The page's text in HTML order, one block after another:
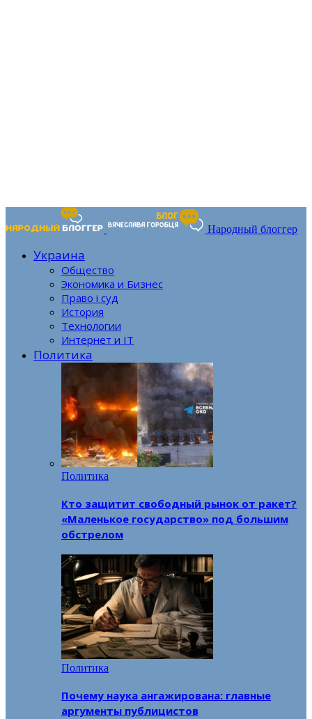
Народный блоггер
Украина
Общество
Экономика и Бизнес
Право і суд
История
Технологии
Интернет и IT
Политика
Политика
Кто защитит свободный рынок от ракет?
«Маленькое государство» под большим
обстрелом
Политика
Почему наука ангажирована: главные
аргументы публицистов